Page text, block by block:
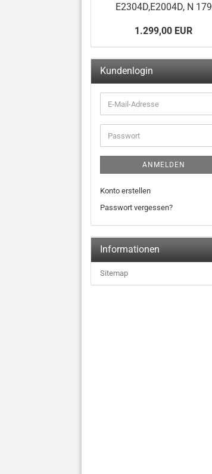
E2304D,E2004D, N 179
1.299,00 EUR
Kundenlogin
ANMELDEN
Konto erstellen
Passwort vergessen?
Informationen
Sitemap